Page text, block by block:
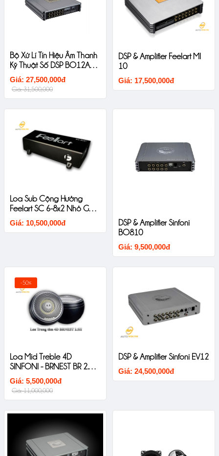
Bộ Xử Lí Tín Hiệu Âm Thanh
Kỹ Thuật Số DSP BO12A2B
Sinfoni
Giá: 27,500,000đ
Giá: 31,500,000
DSP & Amplifier Feelart MI
10
Giá: 17,500,000đ
Loa Sub Cộng Hưởng
Feelart SC 6-8x2 Nhỏ Gọn
Chất Âm Mềm
Giá: 10,500,000đ
DSP & Amplifier Sinfoni
BO810
Giá: 9,500,000đ
-50%
Loa Mid Treble 4D
SINFONI - BRNEST BR 2.5II
Thiết Kế Liền Khối Âm
Thanh Sắc Nét
Giá: 5,500,000đ
Giá: 11,000,000
DSP & Amplifier Sinfoni EV12
Giá: 24,500,000đ